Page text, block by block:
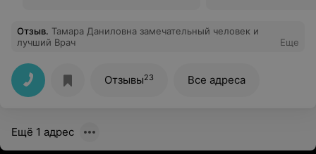
Отзыв. Тамара Даниловна замечательный человек и
лучший Врач
Еще
Отзывы23 Все адреса
Ещё 1 адрес